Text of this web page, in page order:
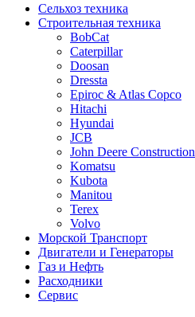
Сельхоз техника
Строительная техника
BobCat
Caterpillar
Doosan
Dressta
Epiroc & Atlas Copco
Hitachi
Hyundai
JCB
John Deere Construction
Komatsu
Kubota
Manitou
Terex
Volvo
Морской Транспорт
Двигатели и Генераторы
Газ и Нефть
Расходники
Сервис